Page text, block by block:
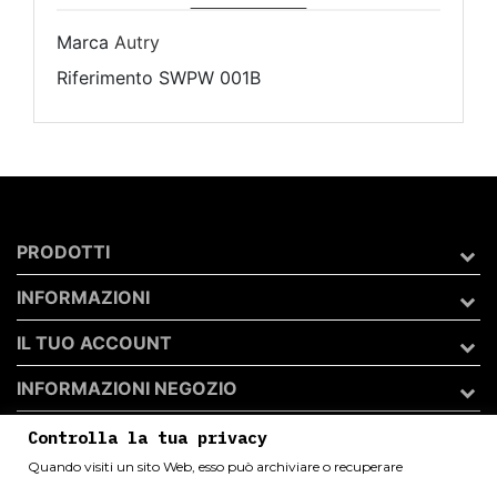
Marca Autry
Riferimento SWPW 001B
PRODOTTI
INFORMAZIONI
IL TUO ACCOUNT
INFORMAZIONI NEGOZIO
Controlla la tua privacy
Quando visiti un sito Web, esso può archiviare o recuperare